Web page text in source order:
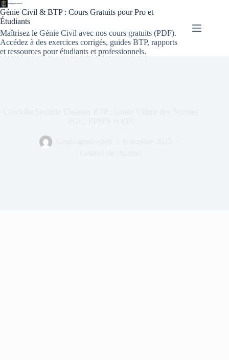
Génie Civil & BTP : Cours Gratuits pour Pro et
Étudiants
Maîtrisez le Génie Civil avec nos cours gratuits (PDF).
Accédez à des exercices corrigés, guides BTP, rapports
et ressources pour étudiants et professionnels.